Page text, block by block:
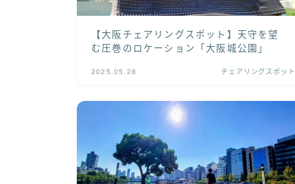
【大阪チェアリングスポット】天守を望
む圧巻のロケーション「大阪城公園」
2025.05.28 チェアリングスポット